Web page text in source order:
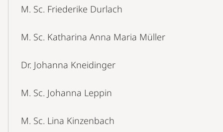
M. Sc. Friederike Durlach
M. Sc. Katharina Anna Maria Müller
Dr. Johanna Kneidinger
M. Sc. Johanna Leppin
M. Sc. Lina Kinzenbach